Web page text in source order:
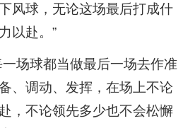
风球，无论这场最后打成什
以赴。”
一场球都当做最后一场去作准
、调动、发挥，在场上不论
，不论领先多少也不会松懈